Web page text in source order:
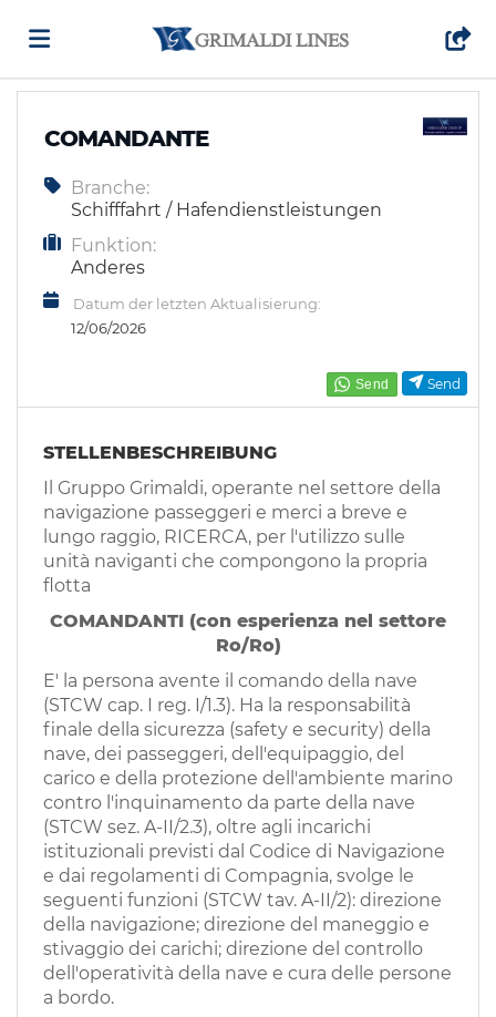
Stellen
Lebenslauf
EN
FR
DE
ES
PT
Send
COMANDANTE
Branche:
Schifffahrt / Hafendienstleistungen
Funktion:
Anderes
Datum der letzten Aktualisierung:
12/06/2026
STELLENBESCHREIBUNG
Il Gruppo Grimaldi, operante nel settore della
navigazione passeggeri e merci a breve e
lungo raggio, RICERCA, per l'utilizzo sulle
unità naviganti che compongono la propria
flotta
COMANDANTI (con esperienza nel settore
Ro/Ro)
E' la persona avente il comando della nave
(STCW cap. I reg. I/1.3). Ha la responsabilità
finale della sicurezza (safety e security) della
nave, dei passeggeri, dell'equipaggio, del
carico e della protezione dell'ambiente marino
contro l'inquinamento da parte della nave
(STCW sez. A-II/2.3), oltre agli incarichi
istituzionali previsti dal Codice di Navigazione
e dai regolamenti di Compagnia, svolge le
seguenti funzioni (STCW tav. A-II/2): direzione
della navigazione; direzione del maneggio e
stivaggio dei carichi; direzione del controllo
dell'operatività della nave e cura delle persone
a bordo.